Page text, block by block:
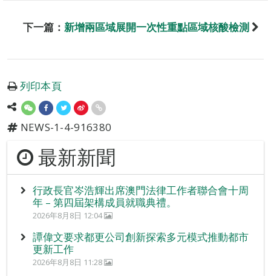
下一篇： 新增兩區域展開一次性重點區域核酸檢測
列印本頁
NEWS-1-4-916380
最新新聞
行政長官岑浩輝出席澳門法律工作者聯合會十周
年 – 第四屆架構成員就職典禮。
2026年8月8日 12:04
譚偉文要求都更公司創新探索多元模式推動都市
更新工作
2026年8月8日 11:28